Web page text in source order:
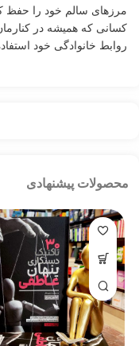
مرزهای سالم خود را حفظ
کسانی که همیشه در کنارمان
روابط خانوادگی خود
محصولات پیشنهادی